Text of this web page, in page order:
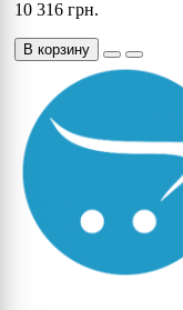
10 316 грн.
В корзину